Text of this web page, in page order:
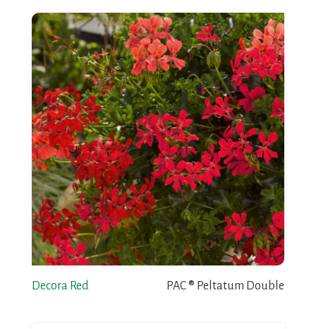
Decora Red PAC ® Peltatum Double